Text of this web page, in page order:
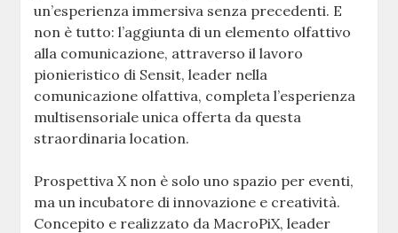
un’esperienza immersiva senza precedenti. E
non è tutto: l’aggiunta di un elemento olfattivo
alla comunicazione, attraverso il lavoro
pionieristico di Sensit, leader nella
comunicazione olfattiva, completa l’esperienza
multisensoriale unica offerta da questa
straordinaria location.
Prospettiva X non è solo uno spazio per eventi,
ma un incubatore di innovazione e creatività.
Concepito e realizzato da MacroPiX, leader